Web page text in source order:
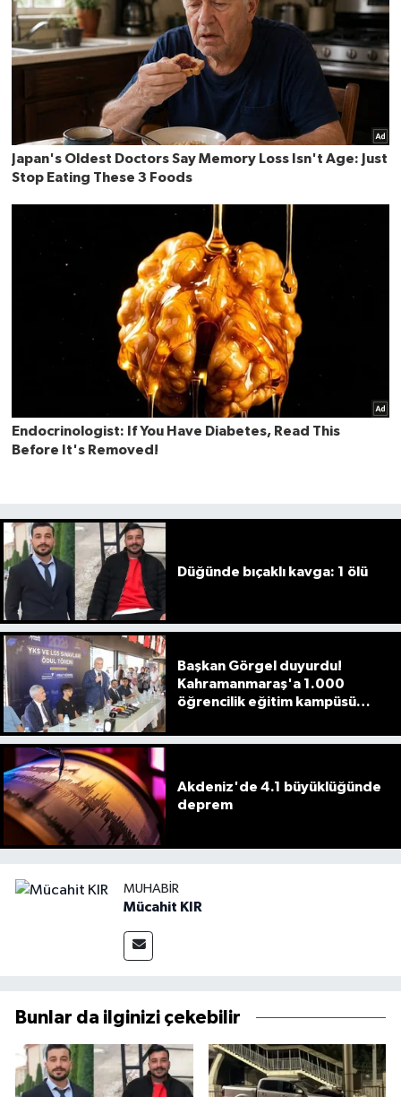
Düğünde bıçaklı kavga: 1 ölü
Başkan Görgel duyurdu!
Kahramanmaraş'a 1.000
öğrencilik eğitim kampüsü
Akdeniz'de 4.1 büyüklüğünde
deprem
MUHABIR
Mücahit KIR
Bunlar da ilginizi çekebilir